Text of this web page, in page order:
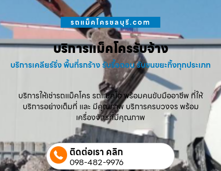
รถแม็คโครชลบุรี.com
บริการแม็คโครรับจ้าง
บริการเคลียร์ริ่ง พื้นที่รกร้าง รับรื้อถอน รับขนขยะทิ้งทุกประเภท
บริการให้เช่ารถแม็คโคร รถแบคโฮ พร้อมคนขับมืออาชีพ ที่ให้
บริการอย่างเต็มที่ และ มีคุณภาพ บริการครบวงจร พร้อม
เครื่องจักรที่มีคุณภาพ
ติดต่อเรา คลิก
098-482-9976